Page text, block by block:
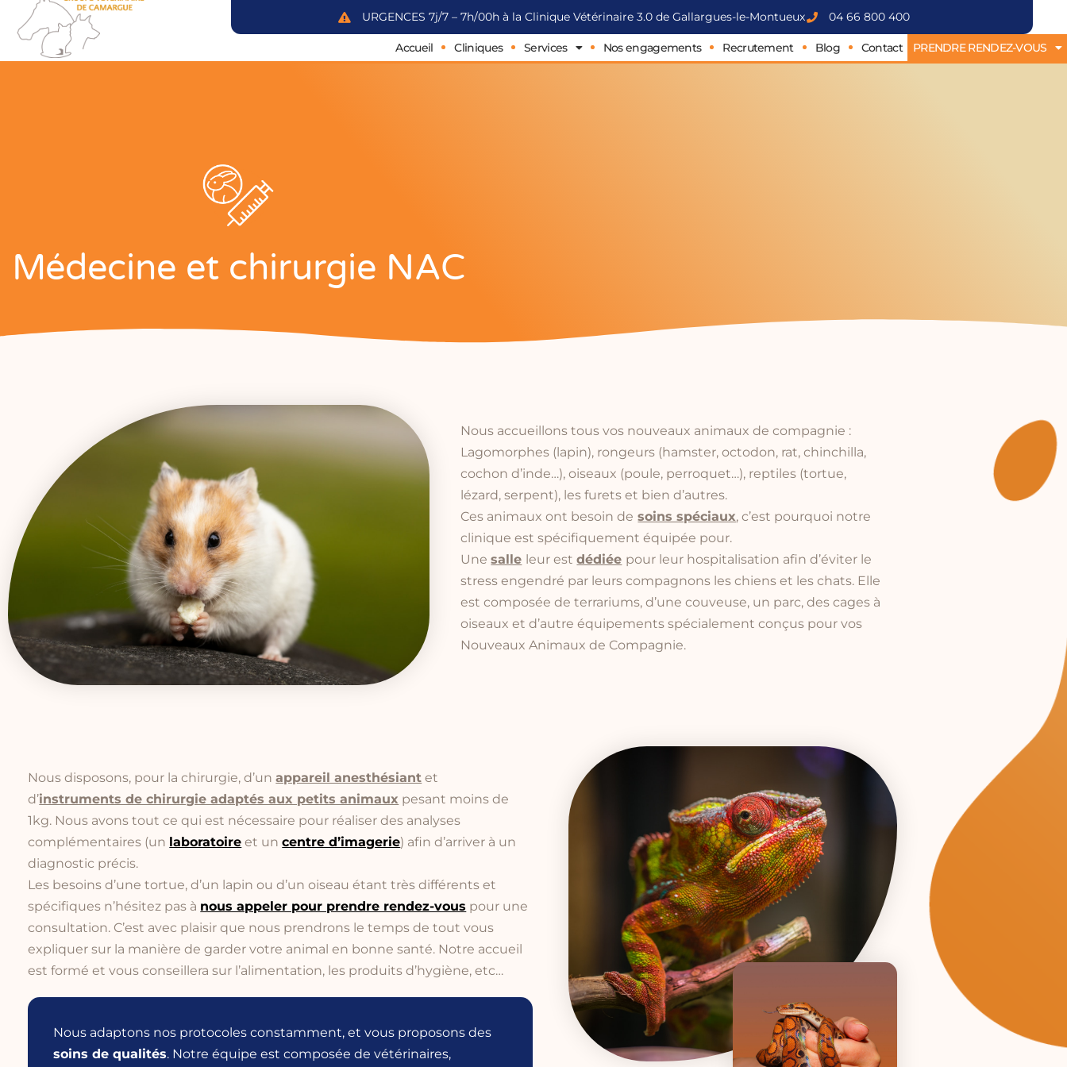
URGENCES 7j/7 – 7h/00h à la Clinique Vétérinaire 3.0 de Gallargues-le-Montueux 04 66 800 400
Accueil Cliniques Services Nos engagements Recrutement Blog Contact PRENDRE RENDEZ-VOUS
Médecine et chirurgie NAC
Nous accueillons tous vos nouveaux animaux de compagnie :
Lagomorphes (lapin), rongeurs (hamster, octodon, rat, chinchilla,
cochon d’inde…), oiseaux (poule, perroquet…), reptiles (tortue,
lézard, serpent), les furets et bien d’autres.
Ces animaux ont besoin de soins spéciaux, c’est pourquoi notre
clinique est spécifiquement équipée pour.
Unesalle leur estdédiée pour leur hospitalisation afin d’éviter le
stress engendré par leurs compagnons les chiens et les chats. Elle
est composée de terrariums, d’une couveuse, un parc, des cages à
oiseaux et d’autre équipements spécialement conçus pour vos
Nouveaux Animaux de Compagnie.
Nous disposons, pour la chirurgie, d’unappareil anesthésiant et
d’instruments de chirurgie adaptés aux petits animaux pesant moins de
1kg. Nous avons tout ce qui est nécessaire pour réaliser des analyses
complémentaires (un laboratoire et uncentre d’imagerie) afin d’arriver à un
diagnostic précis.
Les besoins d’une tortue, d’un lapin ou d’un oiseau étant très différents et
spécifiques n’hésitez pas à nous appeler pour prendre rendez-vous pour une
consultation. C’est avec plaisir que nous prendrons le temps de tout vous
expliquer sur la manière de garder votre animal en bonne santé. Notre accueil
est formé et vous conseillera sur l’alimentation, les produits d’hygiène, etc…
Nous adaptons nos protocoles constamment, et vous proposons des
soins de qualités. Notre équipe est composée de vétérinaires,